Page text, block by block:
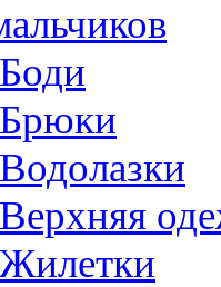
Боди
Брюки
Водолазки
Верхняя
Жилетки